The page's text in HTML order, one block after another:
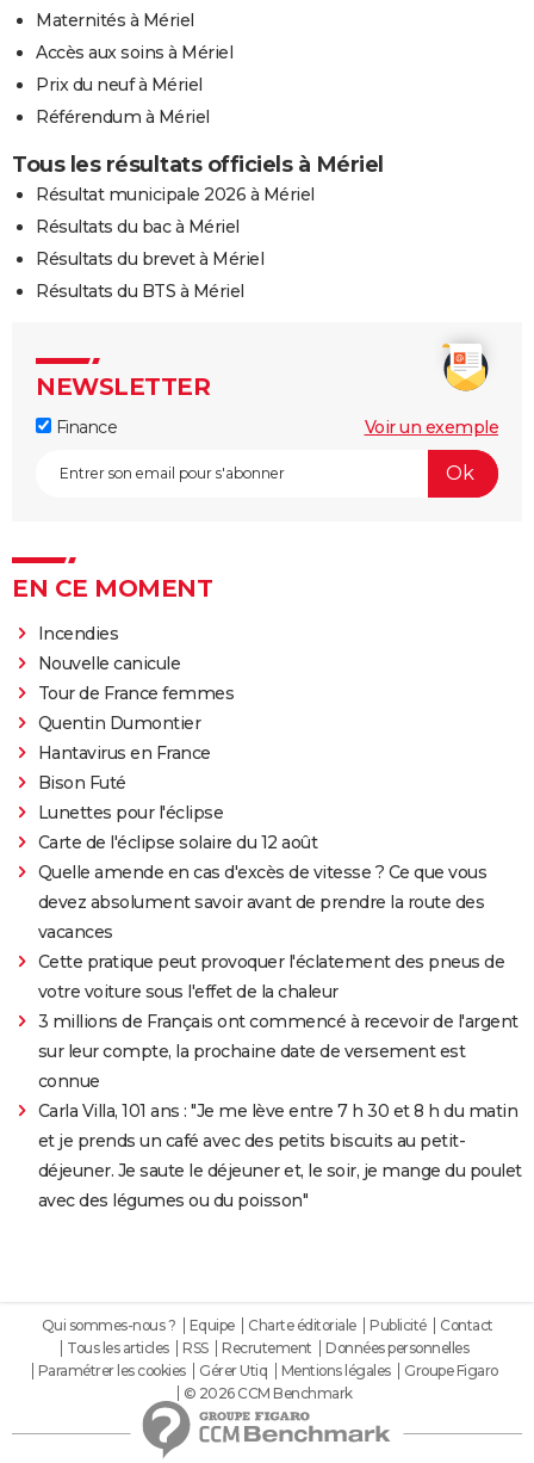
Maternités à Mériel
Accès aux soins à Mériel
Prix du neuf à Mériel
Référendum à Mériel
Tous les résultats officiels à Mériel
Résultat municipale 2026 à Mériel
Résultats du bac à Mériel
Résultats du brevet à Mériel
Résultats du BTS à Mériel
NEWSLETTER
Finance Voir un exemple
EN CE MOMENT
Incendies
Nouvelle canicule
Tour de France femmes
Quentin Dumontier
Hantavirus en France
Bison Futé
Lunettes pour l'éclipse
Carte de l'éclipse solaire du 12 août
Quelle amende en cas d'excès de vitesse ? Ce que vous
devez absolument savoir avant de prendre la route des
vacances
Cette pratique peut provoquer l'éclatement des pneus de
votre voiture sous l'effet de la chaleur
3 millions de Français ont commencé à recevoir de l'argent
sur leur compte, la prochaine date de versement est
connue
Carla Villa, 101 ans : "Je me lève entre 7 h 30 et 8 h du matin
et je prends un café avec des petits biscuits au petit-
déjeuner. Je saute le déjeuner et, le soir, je mange du poulet
avec des légumes ou du poisson"
Qui sommes-nous ? Equipe Charte éditoriale Publicité
Contact
Tous les articles
RSS Recrutement
Données personnelles
Paramétrer les cookies
Gérer Utiq Mentions légales
Groupe Figaro
© 2026 CCM Benchmark